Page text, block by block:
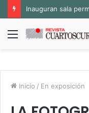
Menú
Inicio / En exposición